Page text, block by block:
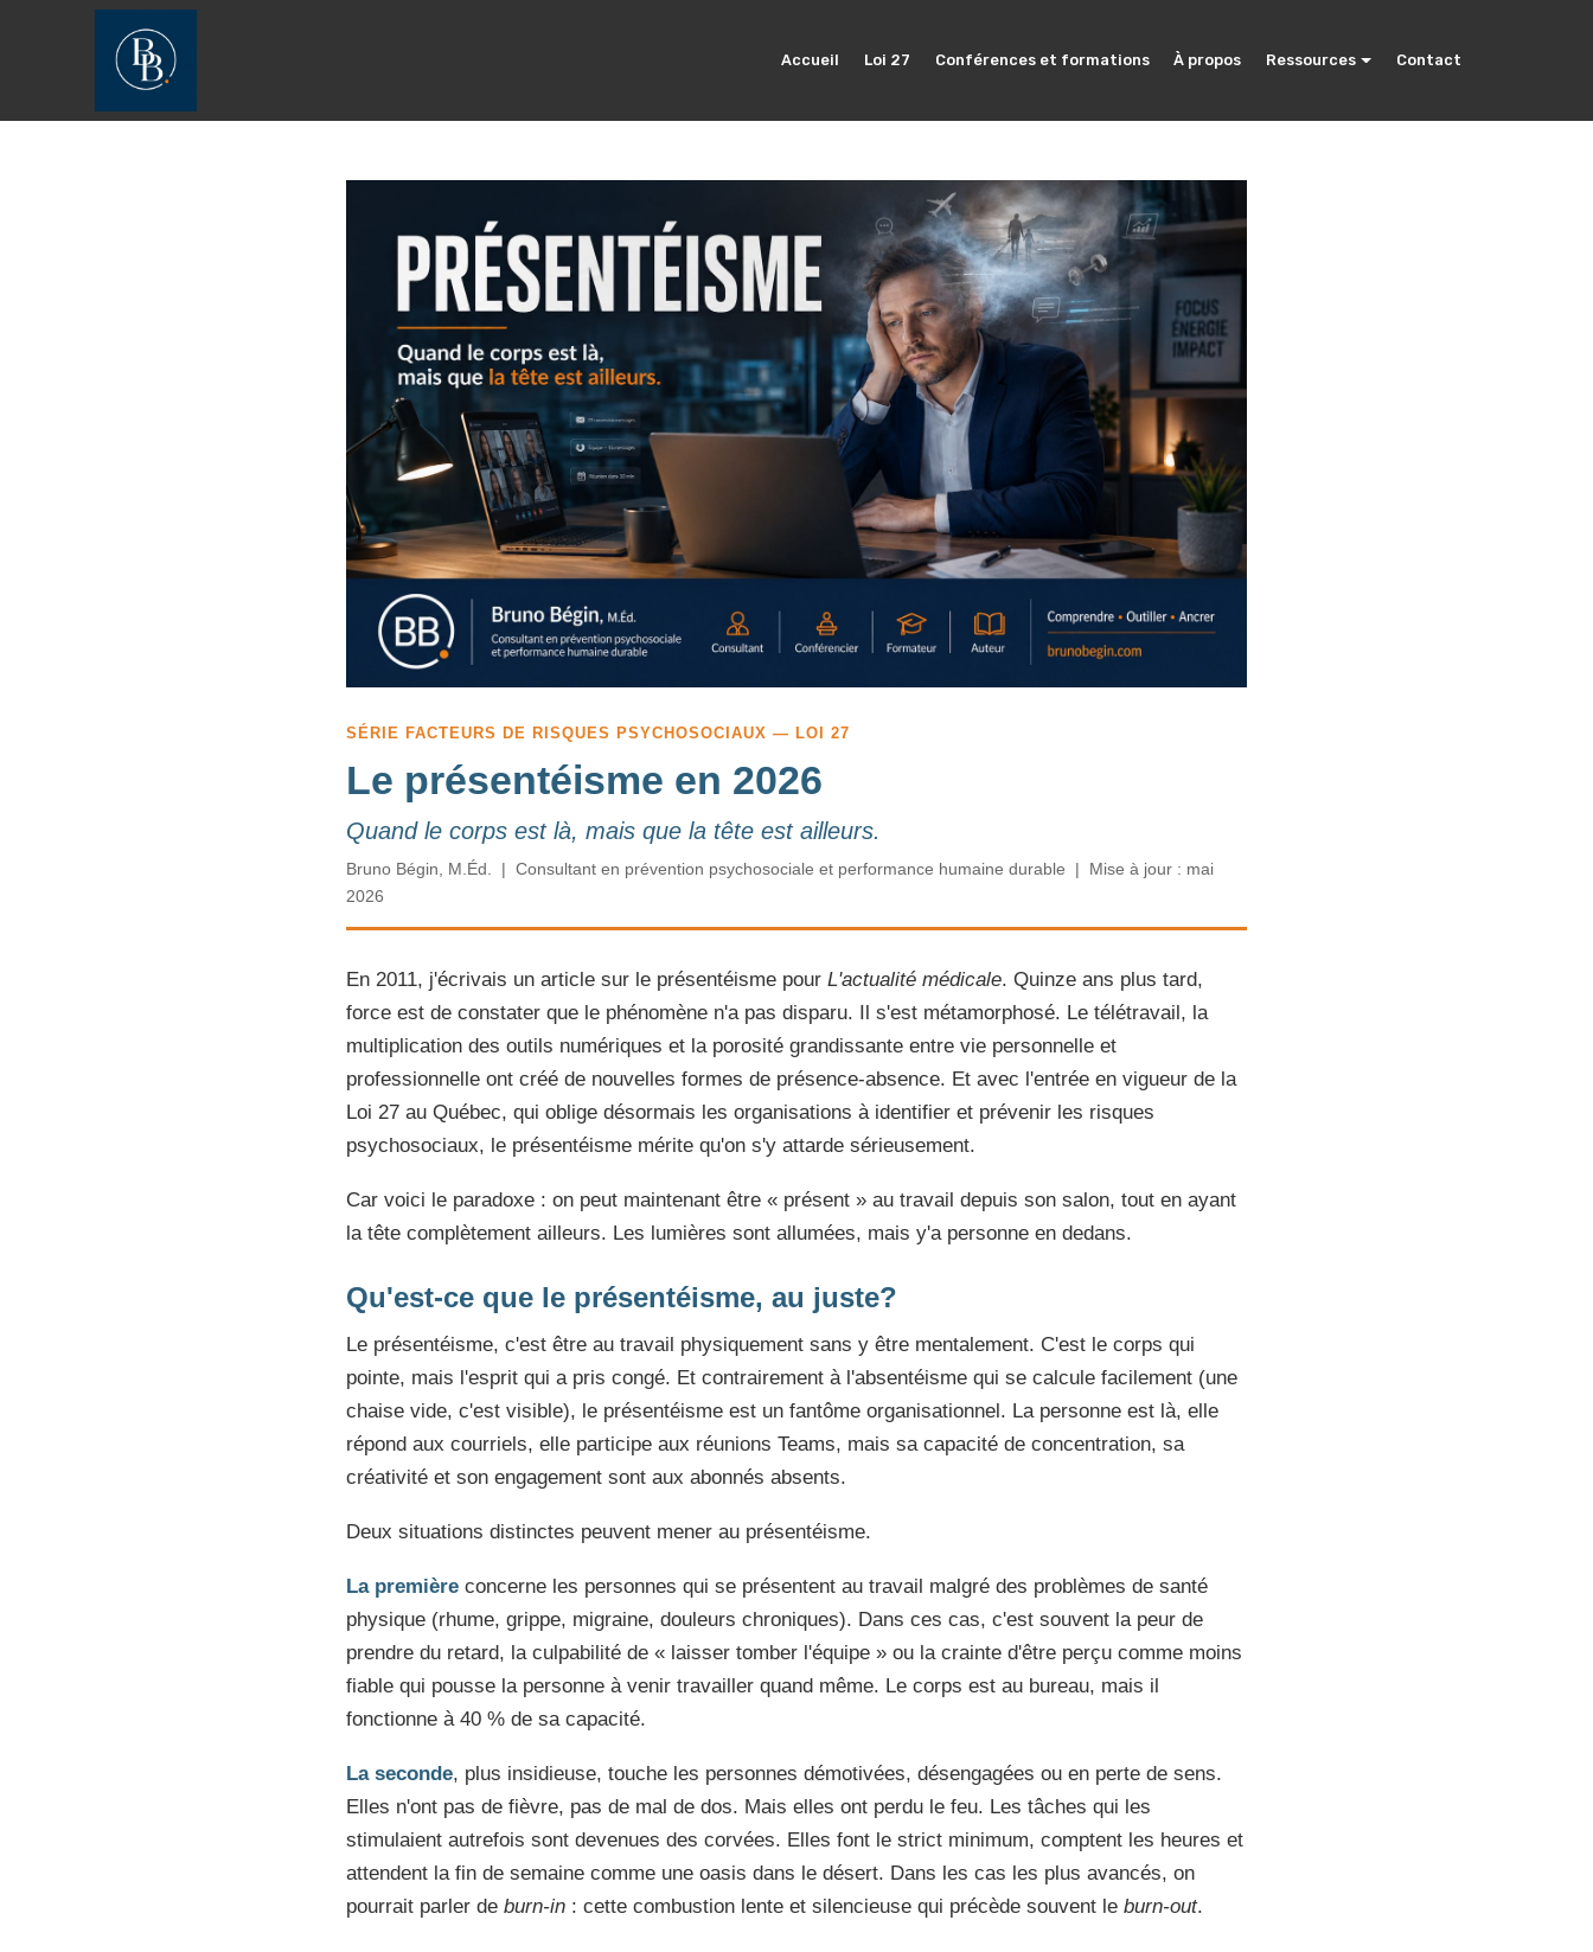
[JS_CODE_0][JS_CODE_1]
Accueil Loi 27 Conférences et formations À propos Ressources Contact
SÉRIE FACTEURS DE RISQUES PSYCHOSOCIAUX — LOI 27
Le présentéisme en 2026
Quand le corps est là, mais que la tête est ailleurs.
Bruno Bégin, M.Éd. | Consultant en prévention psychosociale et performance humaine durable | Mise à jour : mai
2026
En 2011, j'écrivais un article sur le présentéisme pour L'actualité médicale. Quinze ans plus tard,
force est de constater que le phénomène n'a pas disparu. Il s'est métamorphosé. Le télétravail, la
multiplication des outils numériques et la porosité grandissante entre vie personnelle et
professionnelle ont créé de nouvelles formes de présence-absence. Et avec l'entrée en vigueur de la
Loi 27 au Québec, qui oblige désormais les organisations à identifier et prévenir les risques
psychosociaux, le présentéisme mérite qu'on s'y attarde sérieusement.
Car voici le paradoxe : on peut maintenant être « présent » au travail depuis son salon, tout en ayant
la tête complètement ailleurs. Les lumières sont allumées, mais y'a personne en dedans.
Qu'est-ce que le présentéisme, au juste?
Le présentéisme, c'est être au travail physiquement sans y être mentalement. C'est le corps qui
pointe, mais l'esprit qui a pris congé. Et contrairement à l'absentéisme qui se calcule facilement (une
chaise vide, c'est visible), le présentéisme est un fantôme organisationnel. La personne est là, elle
répond aux courriels, elle participe aux réunions Teams, mais sa capacité de concentration, sa
créativité et son engagement sont aux abonnés absents.
Deux situations distinctes peuvent mener au présentéisme.
La première concerne les personnes qui se présentent au travail malgré des problèmes de santé
physique (rhume, grippe, migraine, douleurs chroniques). Dans ces cas, c'est souvent la peur de
prendre du retard, la culpabilité de « laisser tomber l'équipe » ou la crainte d'être perçu comme moins
fiable qui pousse la personne à venir travailler quand même. Le corps est au bureau, mais il
fonctionne à 40 % de sa capacité.
La seconde, plus insidieuse, touche les personnes démotivées, désengagées ou en perte de sens.
Elles n'ont pas de fièvre, pas de mal de dos. Mais elles ont perdu le feu. Les tâches qui les
stimulaient autrefois sont devenues des corvées. Elles font le strict minimum, comptent les heures et
attendent la fin de semaine comme une oasis dans le désert. Dans les cas les plus avancés, on
pourrait parler de burn-in : cette combustion lente et silencieuse qui précède souvent le burn-out.